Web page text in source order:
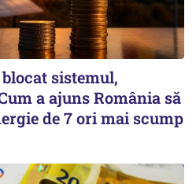
sistemul,
a ajuns România să
de 7 ori mai scump